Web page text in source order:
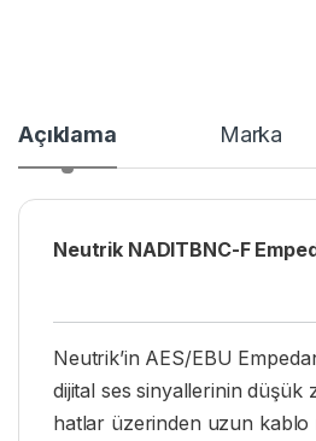
Açıklama Marka
Neutrik NADITBNC-F
Neutrik’in AES/EBU
dijital ses sinyallerinin düşük
hatlar üzerinden uzun kablo